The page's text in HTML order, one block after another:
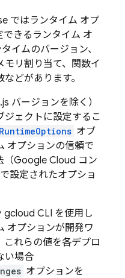
ではランタイム オプ
できるランタイム オ
イムのバージョン、
モリ割り当て、関数イ
どがあります。
バージョンを除く）
ジェクトに設定するこ
RuntimeOptions オブ
オプションの信頼で
（Google Cloud コン
設定されたオプショ
CLI を使用し
オプションが開発ワ
れらの値を各デプロ
い場合
オプションを